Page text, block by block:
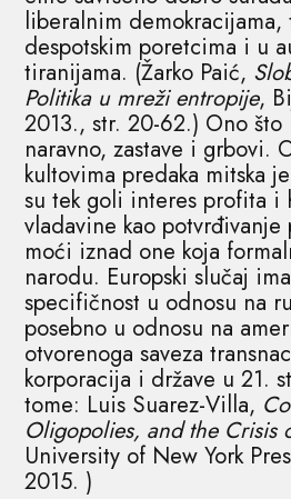
liberalnim demokracijama,
despotskim poretcima i u
tiranijama. (Žarko Paić,
Politika u mreži entropije,
2013., str. 20-62.) Ono
naravno, zastave i grbovi.
kultovima predaka mitska
su tek goli interes profita i
vladavine kao
moći iznad one koja
narodu. Europski slučaj
specifičnost u odnosu na
posebno u odnosu na
otvorenoga saveza
korporacija i države u 21.
tome: Luis Suarez-Villa,
Oligopolies, and the Crisis
University of New York
2015. )